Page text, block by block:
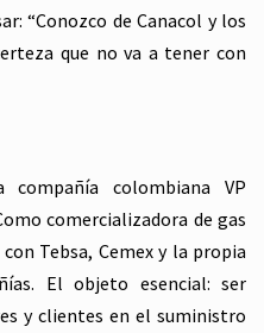
“Conozco de Canacol y los
que no va a tener con
colombiana VP
comercializadora de gas
Tebsa, Cemex y la propia
El objeto esencial: ser
y clientes en el suministro